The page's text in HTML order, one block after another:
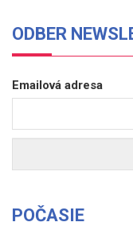
ODBER
Emailová adresa
POČASIE